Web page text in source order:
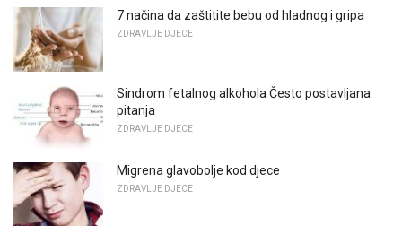
7 načina da zaštitite bebu od hladnog i gripa
ZDRAVLJE DJECE
Sindrom fetalnog alkohola Često postavljana
pitanja
ZDRAVLJE DJECE
Migrena glavobolje kod djece
ZDRAVLJE DJECE